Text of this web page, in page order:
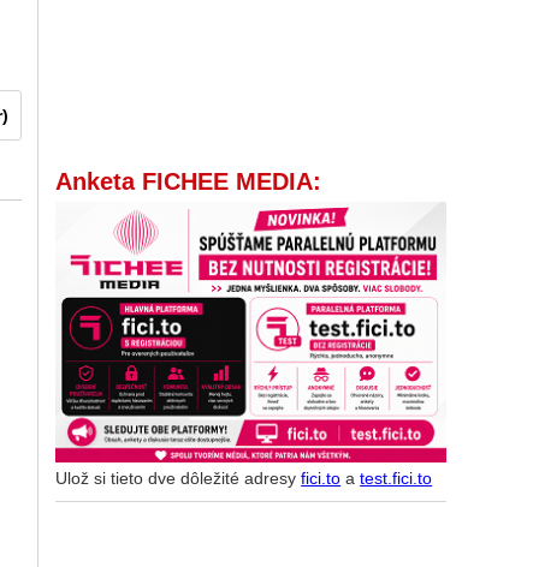
Anketa FICHEE MEDIA:
Ulož si tieto dve dôležité adresyfici.to atest.fici.to